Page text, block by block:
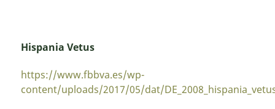
Hispania Vetus
https://www.fbbva.es/wp-
content/uploads/2017/05/dat/